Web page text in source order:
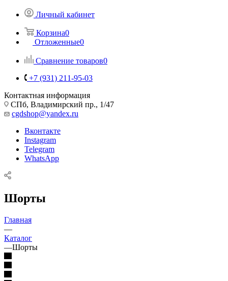
Личный кабинет
Корзина0
Отложенные0
Сравнение товаров0
+7 (931) 211-95-03
Контактная информация
СПб, Владимирский пр., 1/47
cgdshop@yandex.ru
Вконтакте
Instagram
Telegram
WhatsApp
Шорты
Главная
—
Каталог
—Шорты